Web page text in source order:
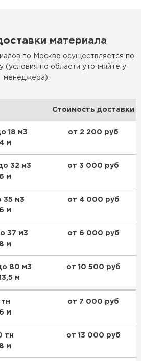
материала
по Москве осуществляется по
по области уточняйте у
менеджера):
Стоимость доставки
18 м3
м
от 2 200 руб
32 м3
м
от 3 000 руб
35 м3
м
от 4 000 руб
37 м3
м
от 6 000 руб
80 м3
м
от 10 500 руб
м
от 7 000 руб
тн
м
от 13 000 руб
кровля